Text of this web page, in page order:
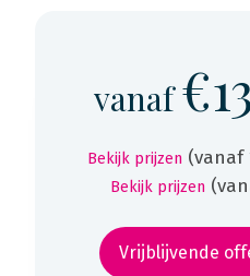
vanaf
Bekijk prijzen (vanaf
Bekijk prijzen
Vrijblijvende